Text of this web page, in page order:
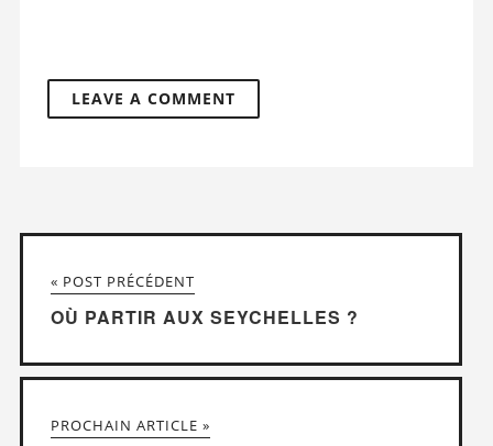
« POST PRÉCÉDENT
OÙ PARTIR AUX SEYCHELLES ?
PROCHAIN ARTICLE »